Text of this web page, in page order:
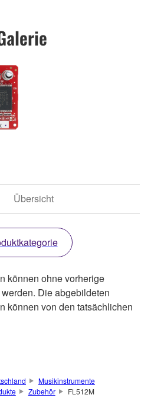
Übersicht
können ohne vorherige
Die abgebildeten
können von den tatsächlichen
Musikinstrumente
Zubehör FL512M